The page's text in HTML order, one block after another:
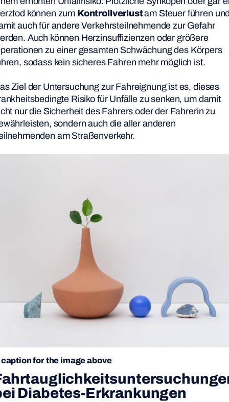
können zum Kontrollverlustam Steuer führen
auch für andere Verkehrsteilnehmende zur Gefahr
Auch können Herzinsuffizienzen oder größere
zu einer gesamten Schwächung des Körpers
sodass kein sicheres Fahren mehr möglich ist.
Ziel der Untersuchung zur Fahreignung ist es, dieses
Risiko für Unfälle zu senken, um damit
nur die Sicherheit des Fahrers oder der Fahrerin zu
sondern auch die aller anderen
am Straßenverkehr.
caption for the image above
Diabetes-Erkrankungen